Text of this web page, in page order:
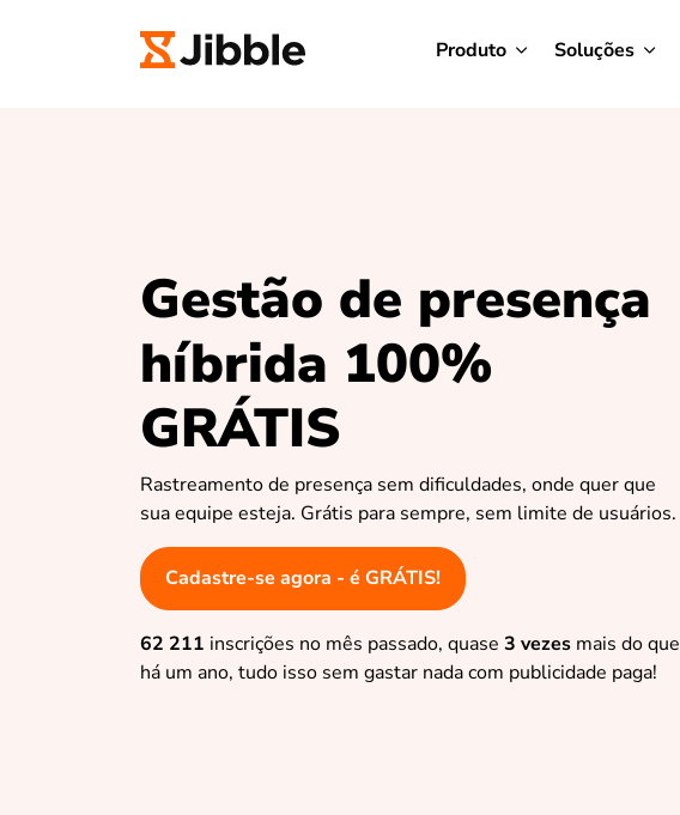
Produto Soluções
Gestão de presença
híbrida 100%
GRÁTIS
Rastreamento de presença sem dificuldades, onde quer que
sua equipe esteja. Grátis para sempre, sem limite de usuários.
Cadastre-se agora - é GRÁTIS!
62 211 inscrições no mês passado, quase 3 vezes mais do que
há um ano, tudo isso sem gastar nada com publicidade paga!